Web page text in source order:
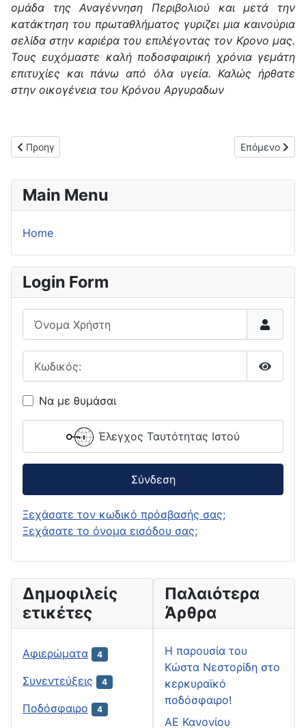
ομάδα της Αναγέννηση Περιβολιού και μετά την
κατάκτηση του πρωταθλήματος γυριζει μια καινούρια
σελίδα στην καριέρα του επιλέγοντας τον Κρονο μας.
Τους ευχόμαστε καλή ποδοσφαιρική χρόνια γεμάτη
επιτυχίες και πάνω από όλα υγεία. Καλώς ήρθατε
στην οικογένεια του Κρόνου Αργυραδων
Προηγούμενο άρθρο: Στον ΑΠΣ Μπενιτσών ο Στέλιος
Προηγ Επόμενο
Επόμενο
Main Menu
Home
Login Form
Όνομα Χρήστη
Να με θυμάσαι
Έλεγχος Ταυτότητας Ιστού
Σύνδεση
Ξεχάσατε τον κωδικό πρόσβασής σας;
Ξεχάσατε το όνομα εισόδου σας;
Δημοφιλείς
ετικέτες
Αφιερώματα 4
Συνεντεύξεις 4
Ποδόσφαιρο 4
Παλαιότερα
Άρθρα
H παρουσία του
Κώστα Νεστορίδη στο
κερκυραϊκό
ποδόσφαιρο!
ΑΕ Κανονίου